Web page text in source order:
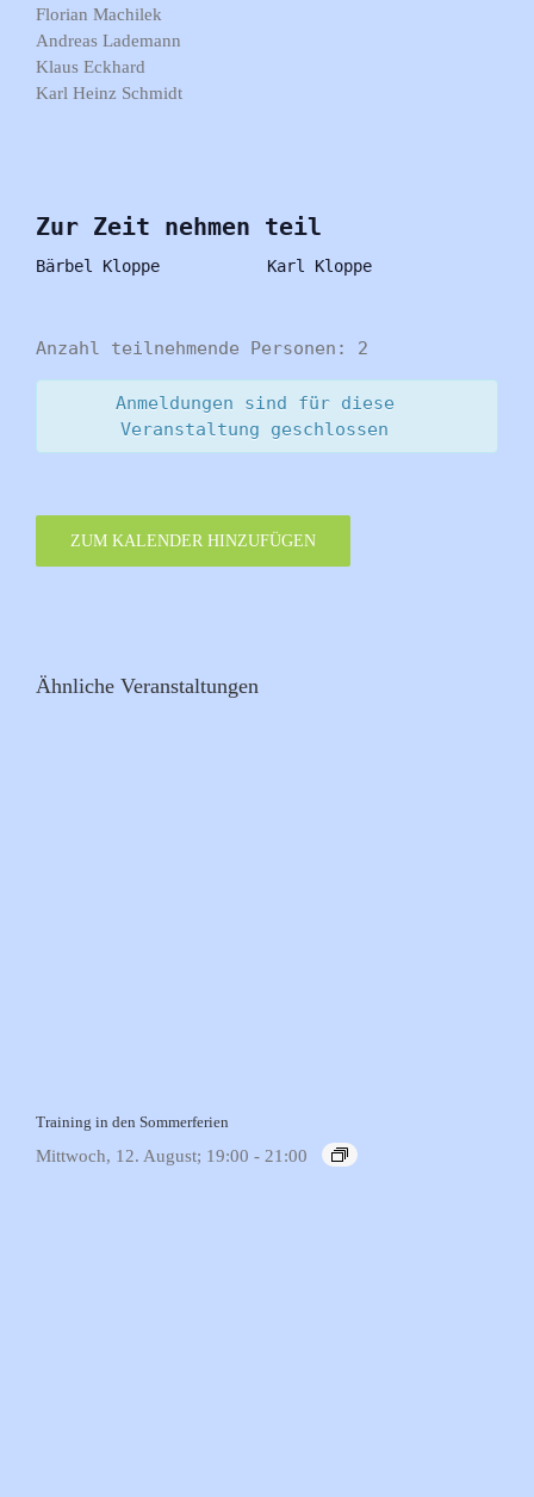
Florian Machilek
Andreas Lademann
Klaus Eckhard
Karl Heinz Schmidt
Zur Zeit nehmen teil
Bärbel Kloppe Karl Kloppe
Anzahl teilnehmende Personen: 2
Anmeldungen sind für diese
Veranstaltung geschlossen
ZUM KALENDER HINZUFÜGEN
Ähnliche Veranstaltungen
Training in den Sommerferien
Mittwoch, 12. August; 19:00 - 21:00